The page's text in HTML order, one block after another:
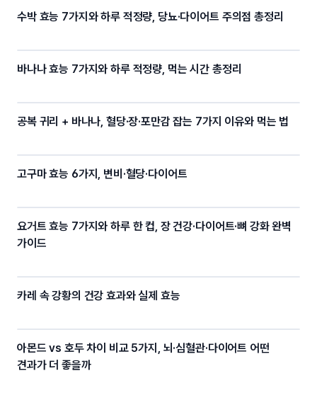
수박 효능 7가지와 하루 적정량, 당뇨·다이어트 주의점 총정리
바나나 효능 7가지와 하루 적정량, 먹는 시간 총정리
공복 귀리 + 바나나, 혈당·장·포만감 잡는 7가지 이유와 먹는 법
고구마 효능 6가지, 변비·혈당·다이어트
요거트 효능 7가지와 하루 한 컵, 장 건강·다이어트·뼈 강화 완벽
가이드
카레 속 강황의 건강 효과와 실제 효능
아몬드 vs 호두 차이 비교 5가지, 뇌·심혈관·다이어트 어떤
견과가 더 좋을까